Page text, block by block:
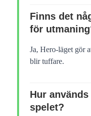
Finns det
för
Ja, Hero-läget gör
blir tuffare.
Hur
spelet?